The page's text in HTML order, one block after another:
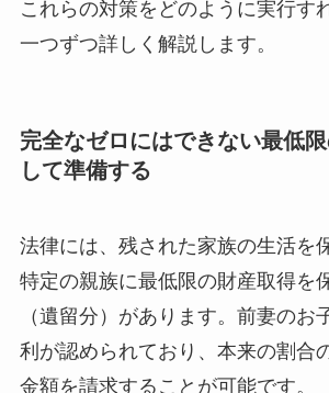
これらの対策をどのように実行す
一つずつ詳しく解説します。
完全なゼロにはできない最低
して準備する
法律には、残された家族の生活を
特定の親族に最低限の財産取得を
（遺留分）があります。前妻のお
利が認められており、本来の割合
金額を請求することが可能です。